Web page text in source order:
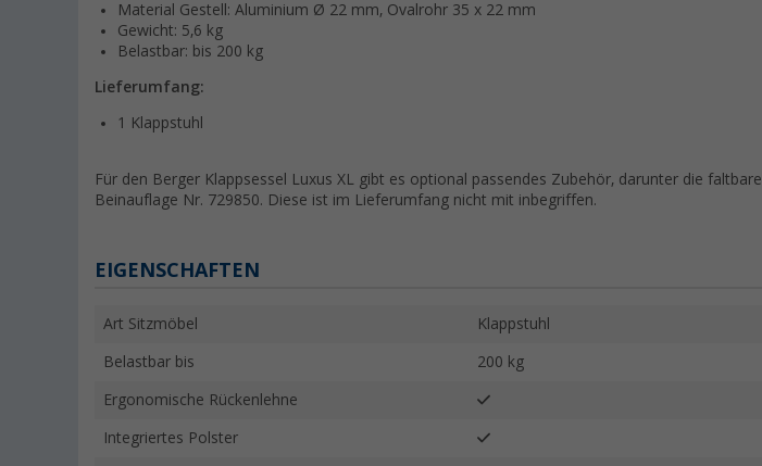
Material Gestell: Aluminium Ø 22 mm, Ovalrohr 35 x 22 mm
Gewicht: 5,6 kg
Belastbar: bis 200 kg
Lieferumfang:
1 Klappstuhl
Für den Berger Klappsessel Luxus XL gibt es optional passendes Zubehör, darunter die faltbare
Beinauflage Nr. 729850. Diese ist im Lieferumfang nicht mit inbegriffen.
EIGENSCHAFTEN
Art Sitzmöbel Klappstuhl
Belastbar bis 200 kg
Ergonomische Rückenlehne
Integriertes Polster